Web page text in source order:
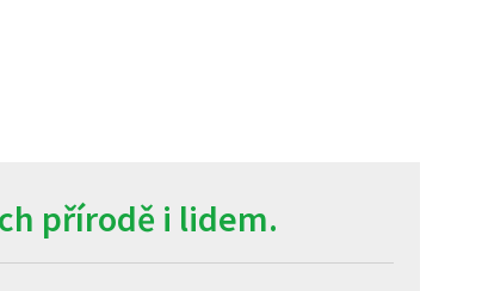
přírodě i lidem.